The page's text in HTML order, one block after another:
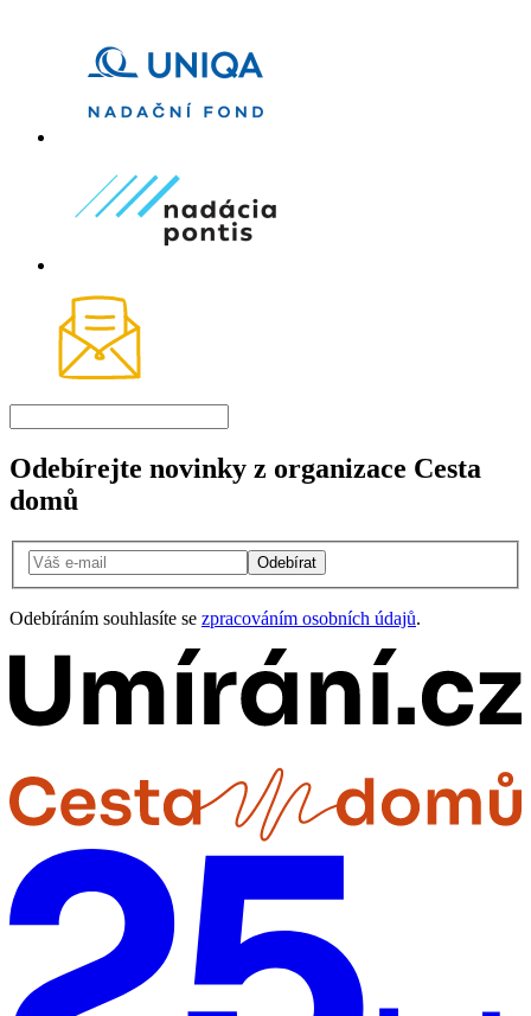
Odebírejte novinky z organizace Cesta
domů
Odebírat
Odebíráním souhlasíte se zpracováním osobních údajů.